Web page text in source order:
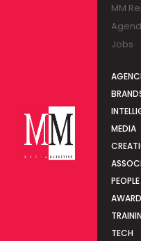
MM
Jobs
MEDIA
PEOPLE
TECH